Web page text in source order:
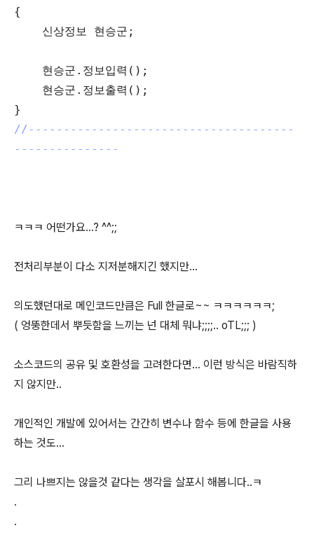
{
신상정보 현승군;
현승군.정보입력();
현승군.정보출력();
}
//--------------------------------------
---------------
ㅋㅋㅋ 어떤가요...? ^^;;
전처리부분이 다소 지저분해지긴 했지만...
의도했던대로 메인코드만큼은 Full 한글로~~ ㅋㅋㅋㅋㅋㅋ;
( 엉뚱한데서 뿌듯함을 느끼는 넌 대체 뭐냐;;;;.. oTL;;; )
소스코드의 공유 및 호환성을 고려한다면... 이런 방식은 바람직하
지 않지만..
개인적인 개발에 있어서는 간간히 변수나 함수 등에 한글을 사용
하는 것도...
그리 나쁘지는 않을것 같다는 생각을 살포시 해봅니다..ㅋ
.
.